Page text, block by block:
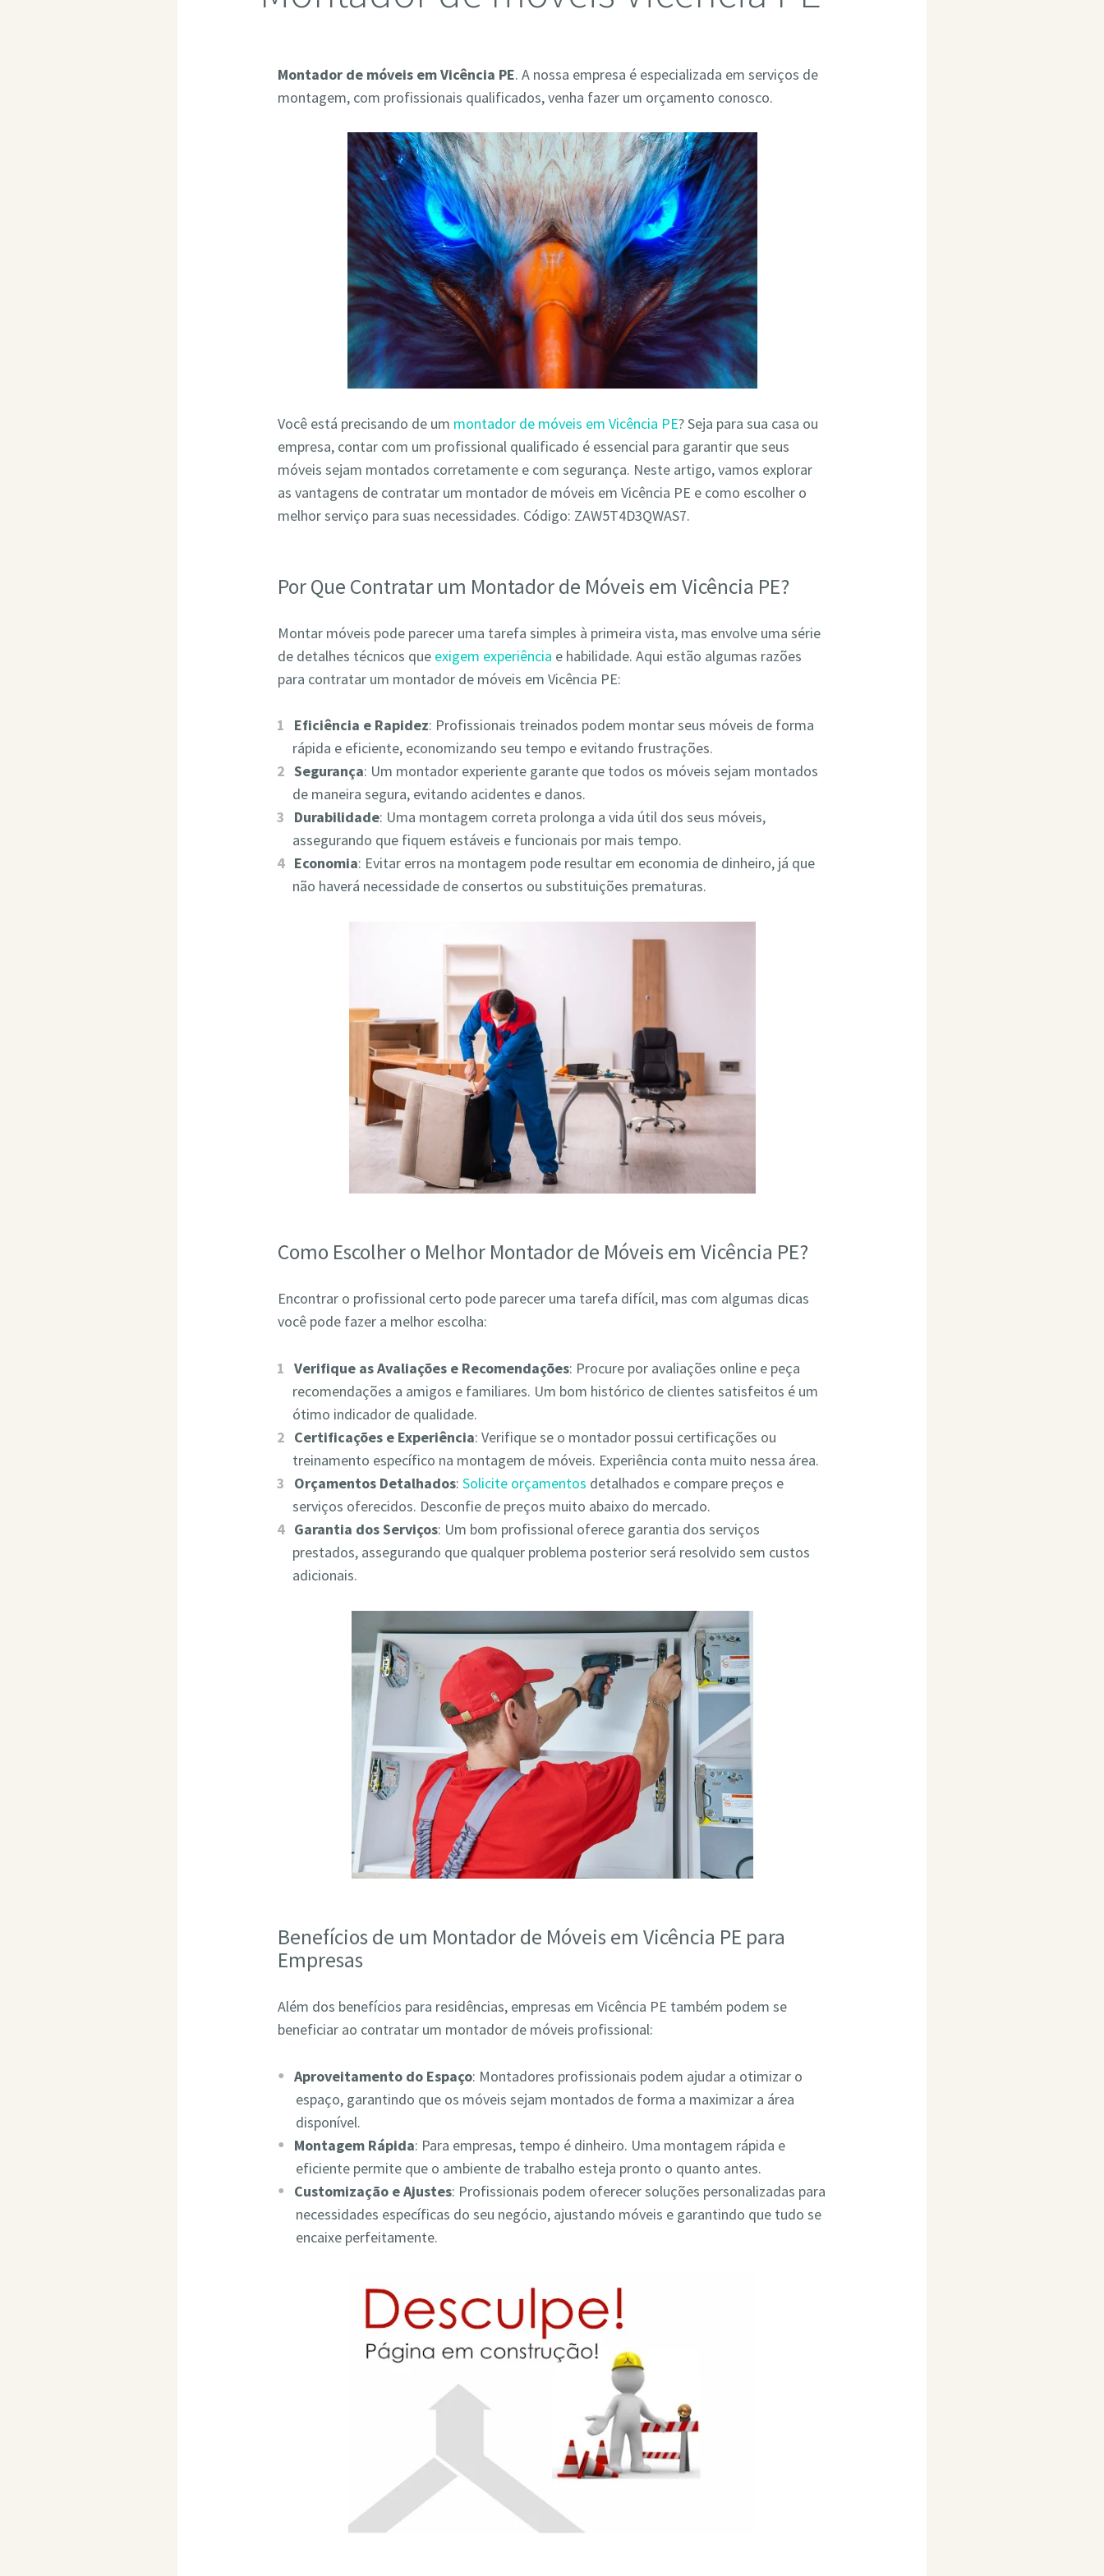
Montador de móveis em Vicência PE. A nossa empresa é especializada em serviços de
montagem, com profissionais qualificados, venha fazer um orçamento conosco.
Você está precisando de um montador de móveis em Vicência PE? Seja para sua casa ou
empresa, contar com um profissional qualificado é essencial para garantir que seus
móveis sejam montados corretamente e com segurança. Neste artigo, vamos explorar
as vantagens de contratar um montador de móveis em Vicência PE e como escolher o
melhor serviço para suas necessidades. Código: ZAW5T4D3QWAS7.
Por Que Contratar um Montador de Móveis em Vicência PE?
Montar móveis pode parecer uma tarefa simples à primeira vista, mas envolve uma série
de detalhes técnicos que exigem experiência e habilidade. Aqui estão algumas razões
para contratar um montador de móveis em Vicência PE:
Eficiência e Rapidez: Profissionais treinados podem montar seus móveis de forma
rápida e eficiente, economizando seu tempo e evitando frustrações.
Segurança: Um montador experiente garante que todos os móveis sejam montados
de maneira segura, evitando acidentes e danos.
Durabilidade: Uma montagem correta prolonga a vida útil dos seus móveis,
assegurando que fiquem estáveis e funcionais por mais tempo.
Economia: Evitar erros na montagem pode resultar em economia de dinheiro, já que
não haverá necessidade de consertos ou substituições prematuras.
Como Escolher o Melhor Montador de Móveis em Vicência PE?
Encontrar o profissional certo pode parecer uma tarefa difícil, mas com algumas dicas
você pode fazer a melhor escolha:
Verifique as Avaliações e Recomendações: Procure por avaliações online e peça
recomendações a amigos e familiares. Um bom histórico de clientes satisfeitos é um
ótimo indicador de qualidade.
Certificações e Experiência: Verifique se o montador possui certificações ou
treinamento específico na montagem de móveis. Experiência conta muito nessa área.
Orçamentos Detalhados:Solicite orçamentos detalhados e compare preços e
serviços oferecidos. Desconfie de preços muito abaixo do mercado.
Garantia dos Serviços: Um bom profissional oferece garantia dos serviços
prestados, assegurando que qualquer problema posterior será resolvido sem custos
adicionais.
Benefícios de um Montador de Móveis em Vicência PE para
Empresas
Além dos benefícios para residências, empresas em Vicência PE também podem se
beneficiar ao contratar um montador de móveis profissional:
Aproveitamento do Espaço: Montadores profissionais podem ajudar a otimizar o
espaço, garantindo que os móveis sejam montados de forma a maximizar a área
disponível.
Montagem Rápida: Para empresas, tempo é dinheiro. Uma montagem rápida e
eficiente permite que o ambiente de trabalho esteja pronto o quanto antes.
Customização e Ajustes: Profissionais podem oferecer soluções personalizadas para
necessidades específicas do seu negócio, ajustando móveis e garantindo que tudo se
encaixe perfeitamente.